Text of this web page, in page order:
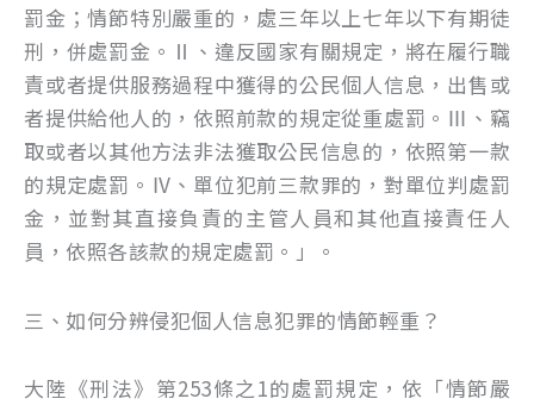
罰金；情節特別嚴重的，處三年以上七年以下有期徒
刑，併處罰金。Ⅱ、違反國家有關規定，將在履行職
責或者提供服務過程中獲得的公民個人信息，出售或
者提供給他人的，依照前款的規定從重處罰。Ⅲ、竊
取或者以其他方法非法獲取公民信息的，依照第一款
的規定處罰。Ⅳ、單位犯前三款罪的，對單位判處罰
金，並對其直接負責的主管人員和其他直接責任人
員，依照各該款的規定處罰。」。
三、如何分辨侵犯個人信息犯罪的情節輕重？
大陸《刑法》第253條之1的處罰規定，依「情節嚴